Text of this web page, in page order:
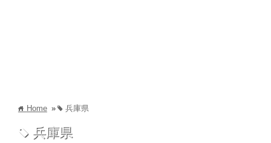
home Home » tag 兵庫県
tag 兵庫県